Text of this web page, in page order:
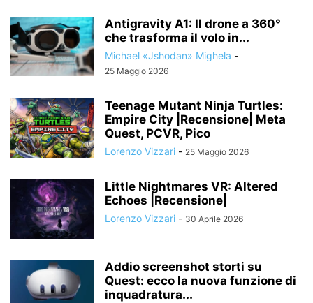
Antigravity A1: Il drone a 360°
che trasforma il volo in...
Michael «Jshodan» Mighela -
25 Maggio 2026
Teenage Mutant Ninja Turtles:
Empire City |Recensione| Meta
Quest, PCVR, Pico
Lorenzo Vizzari - 25 Maggio 2026
Little Nightmares VR: Altered
Echoes |Recensione|
Lorenzo Vizzari - 30 Aprile 2026
Addio screenshot storti su
Quest: ecco la nuova funzione di
inquadratura...